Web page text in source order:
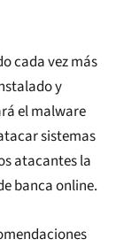
cada vez más
y
el malware
sistemas
atacantes la
banca online.